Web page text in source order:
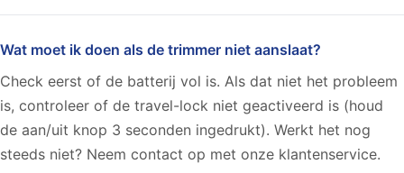
Wat moet ik doen als de trimmer niet aanslaat?
Check eerst of de batterij vol is. Als dat niet het probleem
is, controleer of de travel-lock niet geactiveerd is (houd
de aan/uit knop 3 seconden ingedrukt). Werkt het nog
steeds niet? Neem contact op met onze klantenservice.